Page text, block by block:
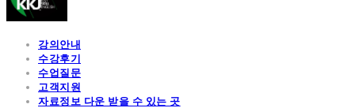
강의안내
수강후기
수업질문
고객지원
자료정보 다운 받을 수 있는 곳